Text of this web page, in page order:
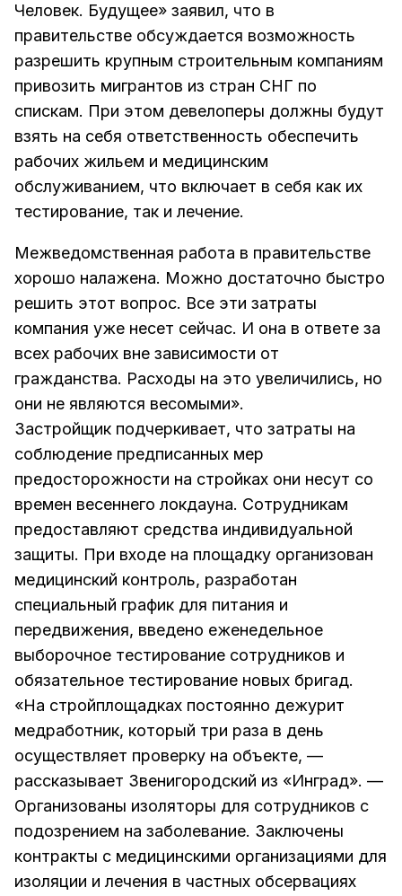
Человек. Будущее» заявил, что в
правительстве обсуждается возможность
разрешить крупным строительным компаниям
привозить мигрантов из стран СНГ по
спискам. При этом девелоперы должны будут
взять на себя ответственность обеспечить
рабочих жильем и медицинским
обслуживанием, что включает в себя как их
тестирование, так и лечение.
Межведомственная работа в правительстве
хорошо налажена. Можно достаточно быстро
решить этот вопрос. Все эти затраты
компания уже несет сейчас. И она в ответе за
всех рабочих вне зависимости от
гражданства. Расходы на это увеличились, но
они не являются весомыми».
Застройщик подчеркивает, что затраты на
соблюдение предписанных мер
предосторожности на стройках они несут со
времен весеннего локдауна. Сотрудникам
предоставляют средства индивидуальной
защиты. При входе на площадку организован
медицинский контроль, разработан
специальный график для питания и
передвижения, введено еженедельное
выборочное тестирование сотрудников и
обязательное тестирование новых бригад.
«На стройплощадках постоянно дежурит
медработник, который три раза в день
осуществляет проверку на объекте, —
рассказывает Звенигородский из «Инград». —
Организованы изоляторы для сотрудников с
подозрением на заболевание. Заключены
контракты с медицинскими организациями для
изоляции и лечения в частных обсервациях